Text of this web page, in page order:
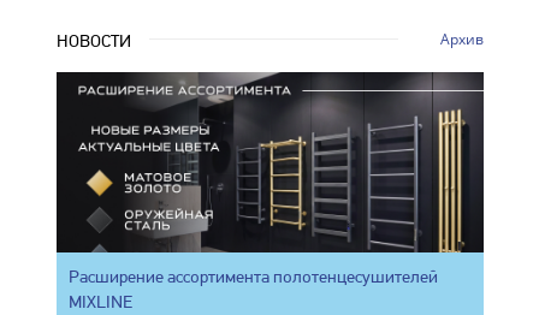
НОВОСТИ Архив
Расширение ассортимента полотенцесушителей
MIXLINE